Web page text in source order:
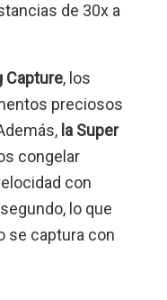
de 30x a
Capture, los
preciosos
la Super
congelar
con
lo que
se captura con